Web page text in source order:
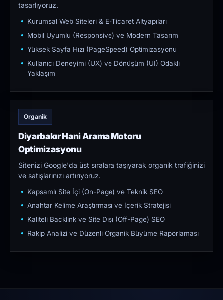
tasarlıyoruz.
Kurumsal Web Siteleri & E-Ticaret Altyapıları
Mobil Uyumlu (Responsive) ve Modern Tasarım
Yüksek Sayfa Hızı (PageSpeed) Optimizasyonu
Kullanıcı Deneyimi (UX) ve Dönüşüm (UI) Odaklı
Yaklaşım
Organik
Diyarbakır Hani Arama Motoru
Optimizasyonu
Sitenizi Google'da üst sıralara taşıyarak organik trafiğinizi
ve satışlarınızı artırıyoruz.
Kapsamlı Site İçi (On-Page) ve Teknik SEO
Anahtar Kelime Araştırması ve İçerik Stratejisi
Kaliteli Backlink ve Site Dışı (Off-Page) SEO
Rakip Analizi ve Düzenli Organik Büyüme Raporlaması